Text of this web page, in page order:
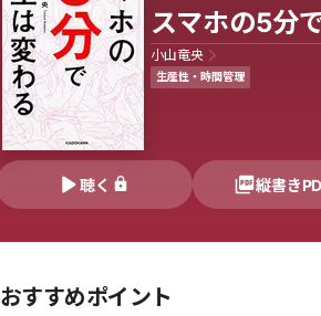
スマホの5分
小山竜央
生産性・時間管理
聴く 縦書き
おすすめポイント